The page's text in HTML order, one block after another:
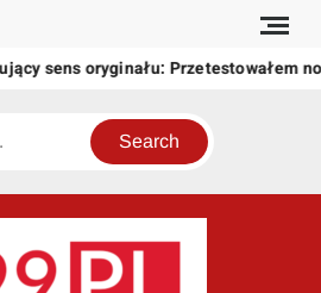
sens oryginału: Przetestowałem